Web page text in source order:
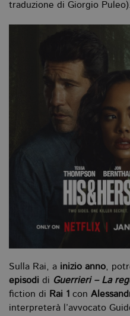
traduzione di Giorgio Puleo).
Sulla Rai, a inizio anno,
episodi di Guerrieri – La
fiction di Rai 1 con
interpreterà l’avvocato